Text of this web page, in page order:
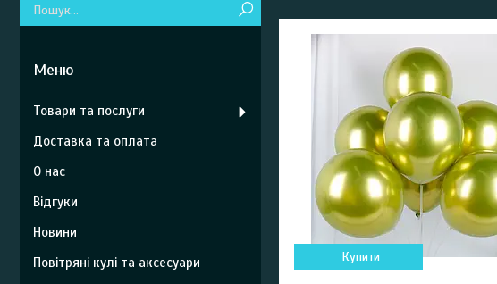
Купити
Товари та послуги
Доставка та оплата
О нас
Відгуки
Новини
Повітряні кулі та аксесуари